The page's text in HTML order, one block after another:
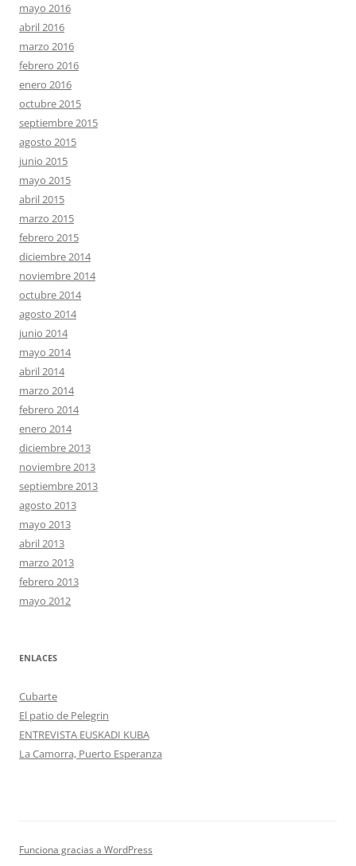
mayo 2016
abril 2016
marzo 2016
febrero 2016
enero 2016
octubre 2015
septiembre 2015
agosto 2015
junio 2015
mayo 2015
abril 2015
marzo 2015
febrero 2015
diciembre 2014
noviembre 2014
octubre 2014
agosto 2014
junio 2014
mayo 2014
abril 2014
marzo 2014
febrero 2014
enero 2014
diciembre 2013
noviembre 2013
septiembre 2013
agosto 2013
mayo 2013
abril 2013
marzo 2013
febrero 2013
mayo 2012
ENLACES
Cubarte
El patio de Pelegrin
ENTREVISTA EUSKADI KUBA
La Camorra, Puerto Esperanza
Funciona gracias a WordPress